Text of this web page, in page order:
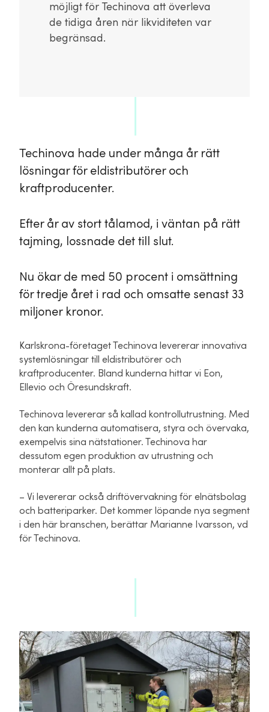
möjligt för Techinova att överleva
de tidiga åren när likviditeten var
begränsad.
Techinova hade under många år rätt
lösningar för eldistributörer och
kraftproducenter.
Efter år av stort tålamod, i väntan på rätt
tajming, lossnade det till slut.
Nu ökar de med 50 procent i omsättning
för tredje året i rad och omsatte senast 33
miljoner kronor.
Karlskrona-företaget Techinova levererar innovativa
systemlösningar till eldistributörer och
kraftproducenter. Bland kunderna hittar vi Eon,
Ellevio och Öresundskraft.
Techinova levererar så kallad kontrollutrustning. Med
den kan kunderna automatisera, styra och övervaka,
exempelvis sina nätstationer. Techinova har
dessutom egen produktion av utrustning och
monterar allt på plats.
– Vi levererar också driftövervakning för elnätsbolag
och batteriparker. Det kommer löpande nya segment
i den här branschen, berättar Marianne Ivarsson, vd
för Techinova.